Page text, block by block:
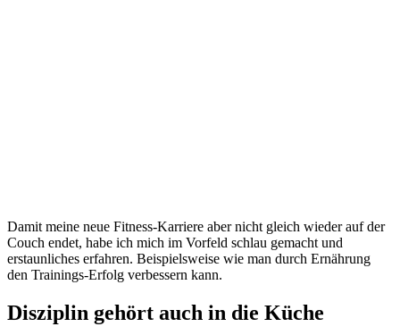
Damit meine neue Fitness-Karriere aber nicht gleich wieder auf der
Couch endet, habe ich mich im Vorfeld schlau gemacht und
erstaunliches erfahren. Beispielsweise wie man durch Ernährung
den Trainings-Erfolg verbessern kann.
Disziplin gehört auch in die Küche